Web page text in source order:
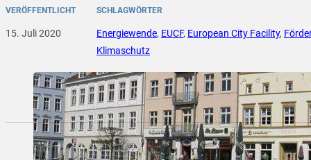
VERÖFFENTLICHT
15. Juli 2020
SCHLAGWÖRTER
Energiewende, EUCF, European City Facility,
Klimaschutz